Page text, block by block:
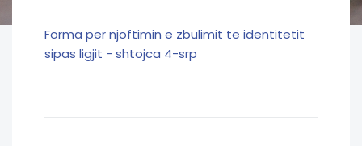
Forma per njoftimin e zbulimit te identitetit
sipas ligjit - shtojca 4-srp